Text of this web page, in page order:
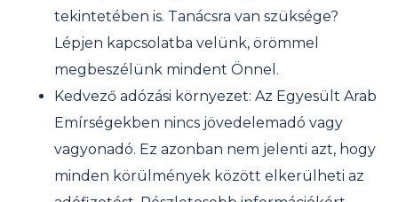
tekintetében is. Tanácsra van szüksége?
Lépjen kapcsolatba velünk, örömmel
megbeszélünk mindent Önnel.
Kedvező adózási környezet: Az Egyesült Arab
Emírségekben nincs jövedelemadó vagy
vagyonadó. Ez azonban nem jelenti azt, hogy
minden körülmények között elkerülheti az